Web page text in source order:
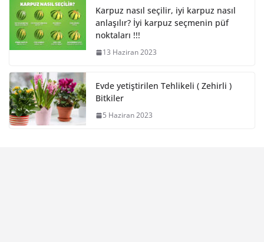
Karpuz nasıl seçilir, iyi karpuz nasıl
anlaşılır? İyi karpuz seçmenin püf
noktaları !!!
13 Haziran 2023
Evde yetiştirilen Tehlikeli ( Zehirli )
Bitkiler
5 Haziran 2023